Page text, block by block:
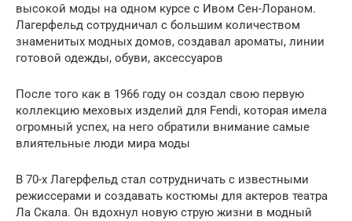
высокой моды на одном курсе с Ивом Сен-Лораном.
Лагерфельд сотрудничал с большим количеством
знаменитых модных домов, создавал ароматы, линии
готовой одежды, обуви, аксессуаров
После того как в 1966 году он создал свою первую
коллекцию меховых изделий для Fendi, которая имела
огромный успех, на него обратили внимание самые
влиятельные люди мира моды
В 70-х Лагерфельд стал сотрудничать с известными
режиссерами и создавать костюмы для актеров театра
Ла Скала. Он вдохнул новую струю жизни в модный